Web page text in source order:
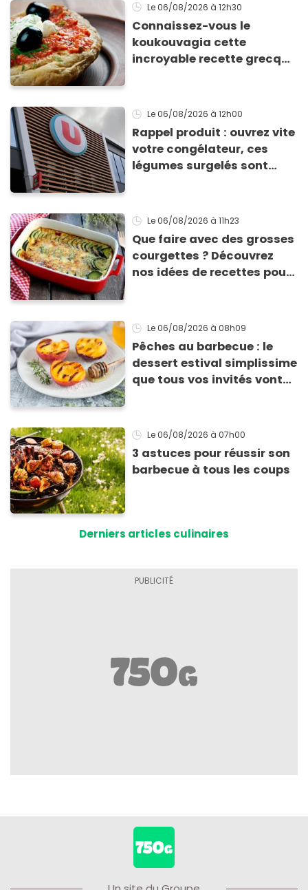
Le 06/08/2026 à 12h30
Connaissez-vous le
koukouvagia cette
incroyable recette grecque
Le 06/08/2026 à 12h00
Rappel produit : ouvrez vite
votre congélateur, ces
légumes surgelés sont
Le 06/08/2026 à 11h23
Que faire avec des grosses
courgettes ? Découvrez
nos idées de recettes pour
Le 06/08/2026 à 08h09
Pêches au barbecue : le
dessert estival simplissime
que tous vos invités vont
Le 06/08/2026 à 07h00
3 astuces pour réussir son
barbecue à tous les coups
Derniers articles culinaires